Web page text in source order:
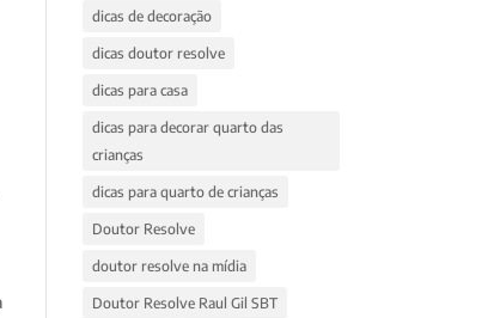
dicas de decoração
dicas doutor resolve
dicas para casa
dicas para decorar quarto das
crianças
dicas para quarto de crianças
Doutor Resolve
doutor resolve na mídia
Doutor Resolve Raul Gil SBT